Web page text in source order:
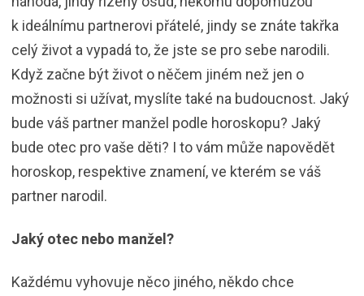
k ideálnímu partnerovi přátelé, jindy se znáte takřka
celý život a vypadá to, že jste se pro sebe narodili.
Když začne být život o něčem jiném než jen o
možnosti si užívat, myslíte také na budoucnost. Jaký
bude váš partner manžel podle horoskopu? Jaký
bude otec pro vaše děti? I to vám může napovědět
horoskop, respektive znamení, ve kterém se váš
partner narodil.
Jaký otec nebo manžel?
Každému vyhovuje něco jiného, někdo chce